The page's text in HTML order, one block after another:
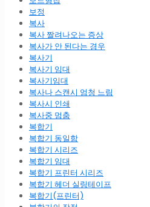
보정
복사
복사 짤려나오는 증상
복사가 안 된다는 경우
복사기
복사기 임대
복사기임대
복사나 스캔시 엄청 느림
복사시 인쇄
복사중 멈춤
복합기
복합기 동일함
복합기 시리즈
복합기 임대
복합기 프린터 시리즈
복합기 헤더 실링테이프
복합기(프린터)